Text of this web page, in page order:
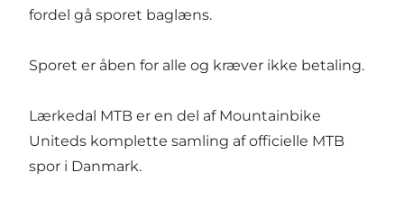
fordel gå sporet baglæns.
Sporet er åben for alle og kræver ikke betaling.
Lærkedal MTB er en del af Mountainbike
Uniteds komplette samling af officielle MTB
spor i Danmark.